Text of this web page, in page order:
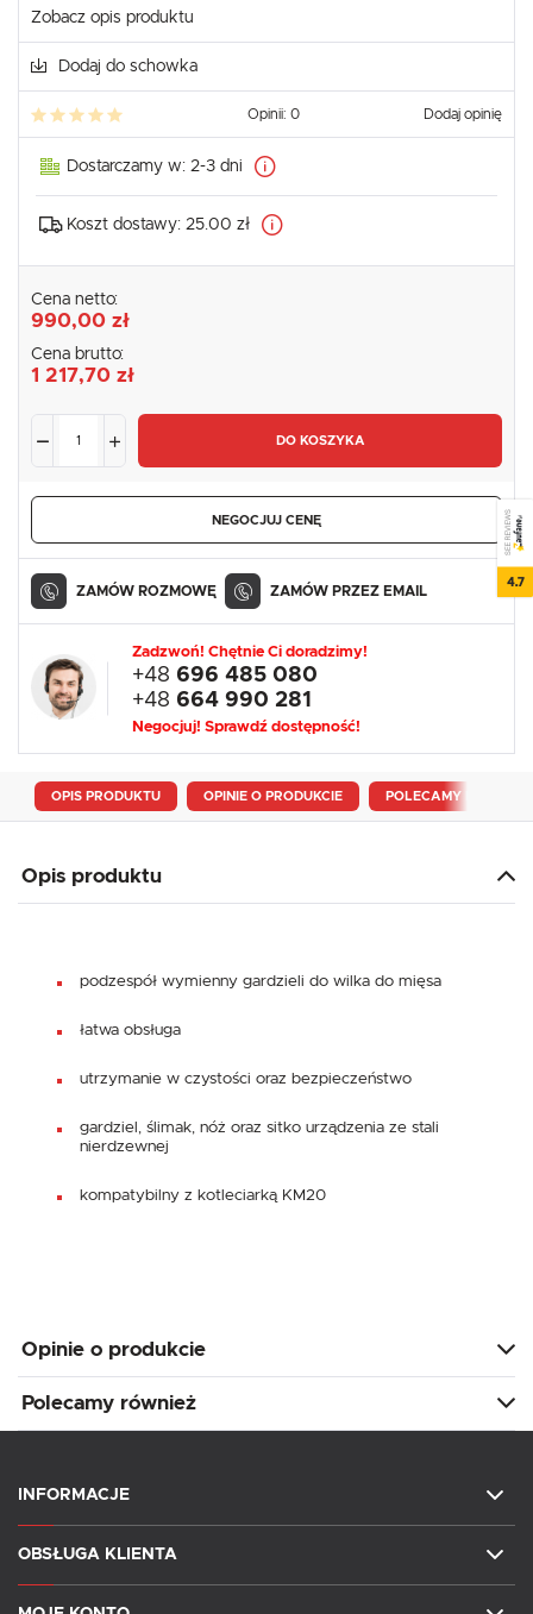
Zobacz opis produktu
Dodaj do schowka
Opinii: 0 Dodaj opinię
Dostarczamy w: 2-3 dni
Koszt dostawy: 25.00 zł
Cena netto:
990,00 zł
Cena brutto:
1 217,70 zł
DO KOSZYKA
NEGOCJUJ CENĘ
ZAMÓW ROZMOWĘ ZAMÓW PRZEZ EMAIL
Zadzwoń! Chętnie Ci doradzimy!
+48 696 485 080
+48 664 990 281
Negocjuj! Sprawdź dostępność!
OPIS PRODUKTU OPINIE O PRODUKCIE POLECAMY RÓWNIEŻ
Opis produktu
podzespół wymienny gardzieli do wilka do mięsa
łatwa obsługa
utrzymanie w czystości oraz bezpieczeństwo
gardziel, ślimak, nóż oraz sitko urządzenia ze stali
nierdzewnej
kompatybilny z kotleciarką KM20
Opinie o produkcie
Polecamy również
INFORMACJE
OBSŁUGA KLIENTA
SEE REVIEWS
4.7